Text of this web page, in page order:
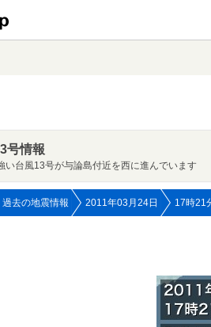
号情報
い台風13号が与論島付近を西に進んでいます
過去の地震情報 2011年03月24日 17時21